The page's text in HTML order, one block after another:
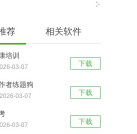
荐 相关软件
下载
培训
03-07
下载
者练题狗
03-07
下载
03-07